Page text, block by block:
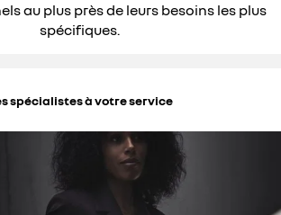
au plus près de leurs besoins les plus
spécifiques.
spécialistes à votre service